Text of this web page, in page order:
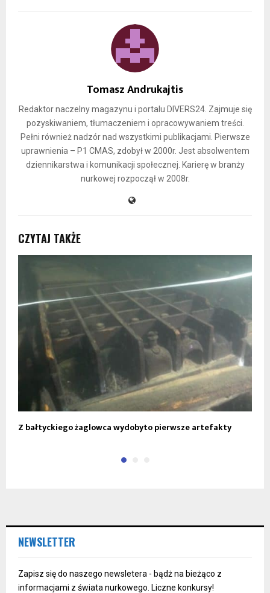
Tomasz Andrukajtis
Redaktor naczelny magazynu i portalu DIVERS24. Zajmuje się
pozyskiwaniem, tłumaczeniem i opracowywaniem treści.
Pełni również nadzór nad wszystkimi publikacjami. Pierwsze
uprawnienia – P1 CMAS, zdobył w 2000r. Jest absolwentem
dziennikarstwa i komunikacji społecznej. Karierę w branży
nurkowej rozpoczął w 2008r.
CZYTAJ TAKŻE
Z bałtyckiego żaglowca wydobyto pierwsze artefakty
NEWSLETTER
Zapisz się do naszego newsletera - bądż na bieżąco z
informacjami z świata nurkowego. Liczne konkursy!